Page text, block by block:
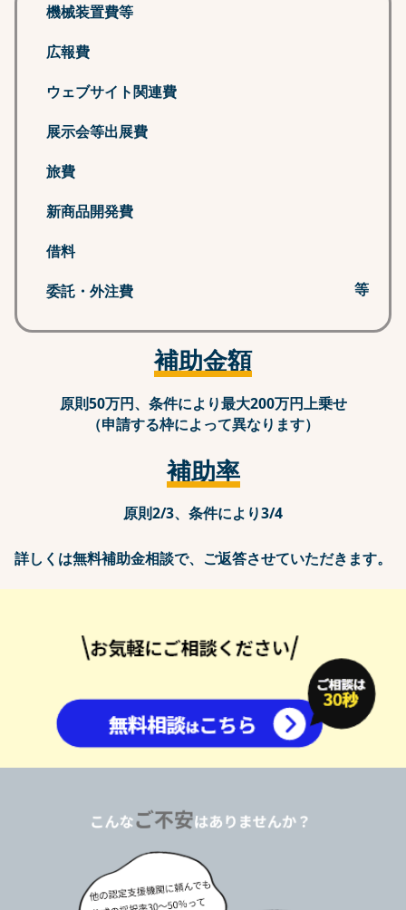
機械装置費等
広報費
ウェブサイト関連費
展示会等出展費
旅費
新商品開発費
借料
委託・外注費
等
補助金額
原則50万円、条件により最大200万円上乗せ
（申請する枠によって異なります）
補助率
原則2/3、条件により3/4
詳しくは無料補助金相談で、ご返答させていただきます。